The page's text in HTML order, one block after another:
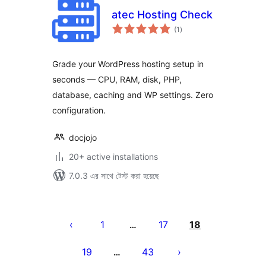
atec Hosting Check
(1 total
ratings
)
Grade your WordPress hosting setup in
seconds — CPU, RAM, disk, PHP,
database, caching and WP settings. Zero
configuration.
docjojo
20+ active installations
7.0.3 এর সাথে টেস্ট করা হয়েছে
পেজিনেশন
1 … 17 18
19 … 43